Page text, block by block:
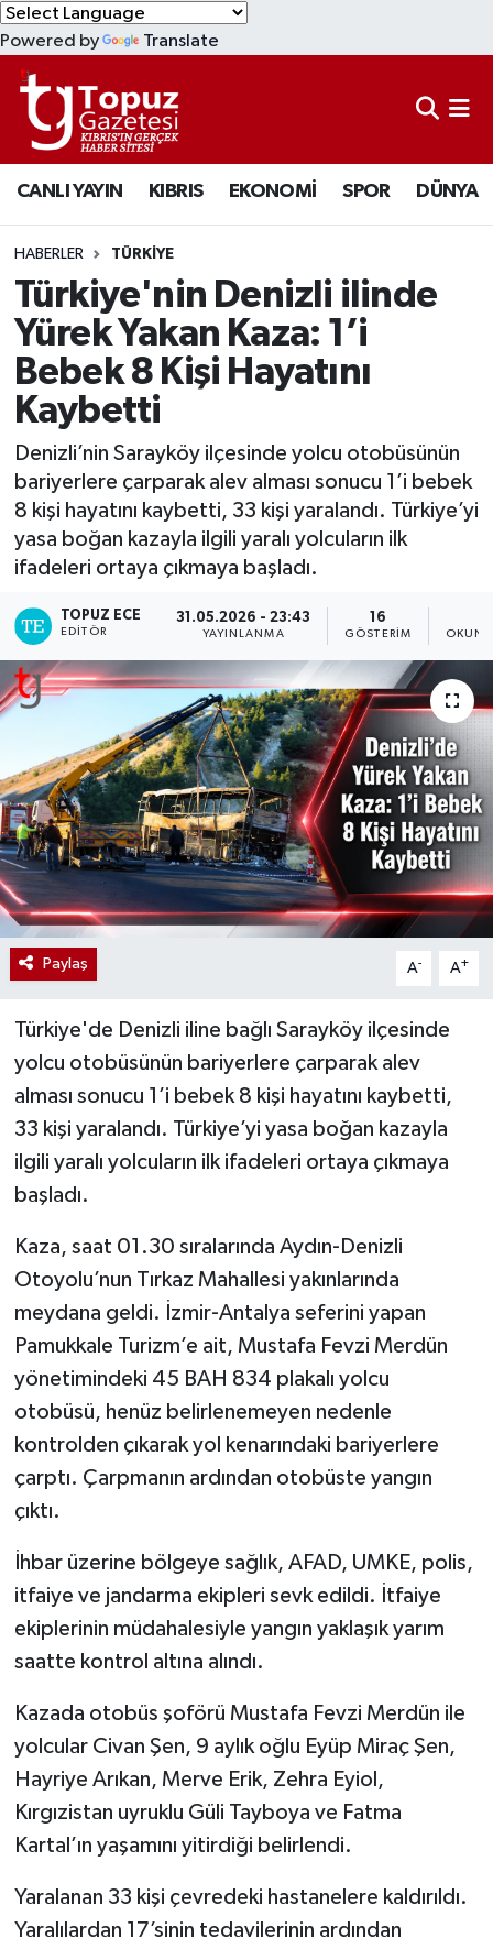
Powered by Translate
CANLI YAYIN KIBRIS EKONOMİ SPOR DÜNYA
HABERLER TÜRKİYE
Türkiye'nin Denizli ilinde
Yürek Yakan Kaza: 1’i
Bebek 8 Kişi Hayatını
Kaybetti
Denizli’nin Sarayköy ilçesinde yolcu otobüsünün
bariyerlere çarparak alev alması sonucu 1’i bebek
8 kişi hayatını kaybetti, 33 kişi yaralandı. Türkiye’yi
yasa boğan kazayla ilgili yaralı yolcuların ilk
ifadeleri ortaya çıkmaya başladı.
TOPUZ ECE
EDITÖR
31.05.2026 - 23:43
YAYINLANMA
16
GÖSTERIM
Paylaş A- A+
Türkiye'de Denizli iline bağlı Sarayköy ilçesinde
yolcu otobüsünün bariyerlere çarparak alev
alması sonucu 1’i bebek 8 kişi hayatını kaybetti,
33 kişi yaralandı. Türkiye’yi yasa boğan kazayla
ilgili yaralı yolcuların ilk ifadeleri ortaya çıkmaya
başladı.
Kaza, saat 01.30 sıralarında Aydın-Denizli
Otoyolu’nun Tırkaz Mahallesi yakınlarında
meydana geldi. İzmir-Antalya seferini yapan
Pamukkale Turizm’e ait, Mustafa Fevzi Merdün
yönetimindeki 45 BAH 834 plakalı yolcu
otobüsü, henüz belirlenemeyen nedenle
kontrolden çıkarak yol kenarındaki bariyerlere
çarptı. Çarpmanın ardından otobüste yangın
çıktı.
İhbar üzerine bölgeye sağlık, AFAD, UMKE, polis,
itfaiye ve jandarma ekipleri sevk edildi. İtfaiye
ekiplerinin müdahalesiyle yangın yaklaşık yarım
saatte kontrol altına alındı.
Kazada otobüs şoförü Mustafa Fevzi Merdün ile
yolcular Civan Şen, 9 aylık oğlu Eyüp Miraç Şen,
Hayriye Arıkan, Merve Erik, Zehra Eyiol,
Kırgızistan uyruklu Güli Tayboya ve Fatma
Kartal’ın yaşamını yitirdiği belirlendi.
Yaralanan 33 kişi çevredeki hastanelere kaldırıldı.
Yaralılardan 17’sinin tedavilerinin ardından
KIBRIS
DÜNYA
EKONOMİ
MAGAZİN
SAĞLIK
SPOR
TEKNOLOJİ
TÜRKİYE
Lefkoşa Nöbetçi Eczaneler
Lefkoşa Hava Durumu
Lefkoşa Trafik Yoğunluk Haritası
Süper Lig Puan Durumu ve Fikstür
Tüm Manşetler
Son Dakika Haberleri
Haber Arşivi